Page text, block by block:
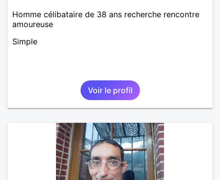
Homme célibataire de 38 ans recherche rencontre
amoureuse
Simple
Voir le profil